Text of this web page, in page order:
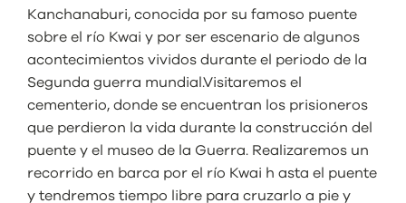
Kanchanaburi, conocida por su famoso puente
sobre el río Kwai y por ser escenario de algunos
acontecimientos vividos durante el periodo de la
Segunda guerra mundial.Visitaremos el
cementerio, donde se encuentran los prisioneros
que perdieron la vida durante la construcción del
puente y el museo de la Guerra. Realizaremos un
recorrido en barca por el río Kwai h asta el puente
y tendremos tiempo libre para cruzarlo a pie y